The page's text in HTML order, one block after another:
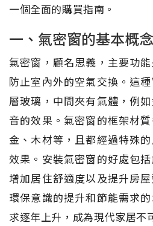
一個全面的購買指南。
一、氣密窗的基本概念
氣密窗，顧名思義，主要功
防止室內外的空氣交換。這
層玻璃，中間夾有氣體，例
音的效果。氣密窗的框架材
金、木材等，且都經過特殊
效果。安裝氣密窗的好處包
增加居住舒適度以及提升房
環保意識的提升和節能需求
求逐年上升，成為現代家居不